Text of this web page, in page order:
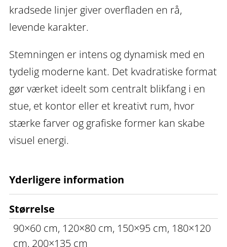
kradsede linjer giver overfladen en rå,
levende karakter.
Stemningen er intens og dynamisk med en
tydelig moderne kant. Det kvadratiske format
gør værket ideelt som centralt blikfang i en
stue, et kontor eller et kreativt rum, hvor
stærke farver og grafiske former kan skabe
visuel energi.
Yderligere information
Størrelse
90×60 cm, 120×80 cm, 150×95 cm, 180×120
cm, 200×135 cm